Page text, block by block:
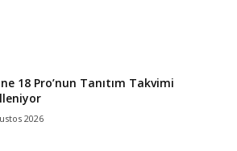
18 Pro’nun Tanıtım Takvimi
2026